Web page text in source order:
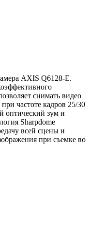
AXIS Q6128-E.
снимать видео
частоте кадров 25/30
оптический зум и
Sharpdome
всей сцены и
при съемке во